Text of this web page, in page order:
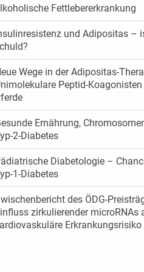
Fettlebererkrankung
und Adipositas –
Wege in der Adipositas-
Peptid-
Ernährung,
2-Diabetes
Diabetologie –
1-Diabetes
des ÖDG-
zirkulierender microRNAs
Erkrankungsrisiko